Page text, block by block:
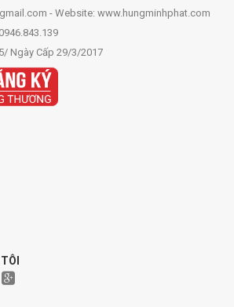
- Website: www.hungminhphat.com
Ngày Cấp 29/3/2017